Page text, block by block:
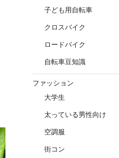
子ども用自転車
クロスバイク
ロードバイク
自転車豆知識
ファッション
大学生
太っている男性向け
空調服
街コン